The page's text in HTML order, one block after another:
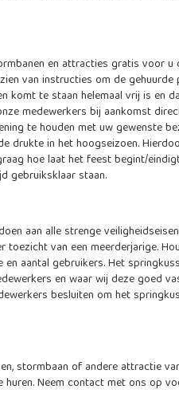
en attracties gratis voor u
van instructies om de
komt te staan helemaal vrij is en
medewerkers bij aankomst
te houden met uw gewenste
drukte in het hoogseizoen.
hoe laat het feest begint/
gebruiksklaar staan.
aan alle strenge
van een meerderjarige.
aantal gebruikers. Het
en waar wij deze goed
besluiten om het
stormbaan of andere attractie
Neem contact met ons op